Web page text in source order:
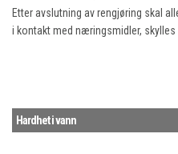
Etter avslutning av rengjøring skal
i kontakt med næringsmidler, skylles
Hardhet i vann